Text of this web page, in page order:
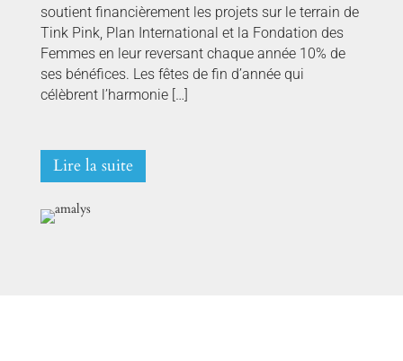
soutient financièrement les projets sur le terrain de
Tink Pink, Plan International et la Fondation des
Femmes en leur reversant chaque année 10% de
ses bénéfices. Les fêtes de fin d’année qui
célèbrent l’harmonie […]
Lire la suite